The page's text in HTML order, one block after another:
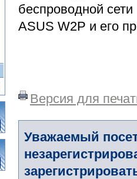
беспроводной
ASUS W2P и его
Версия для
Уважаемый